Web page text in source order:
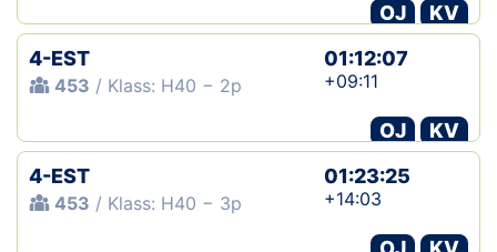
OJ
KV
4-EST
453 / Klass: H40 − 2p
01:12:07
+09:11
OJ
KV
4-EST
453 / Klass: H40 − 3p
01:23:25
+14:03